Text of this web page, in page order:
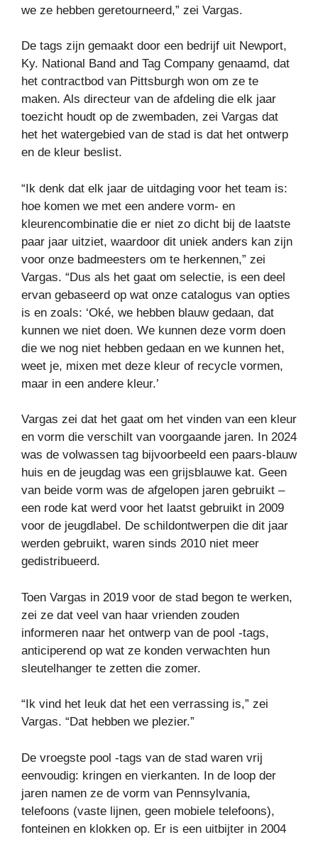
we ze hebben geretourneerd,” zei Vargas.
De tags zijn gemaakt door een bedrijf uit Newport,
Ky. National Band and Tag Company genaamd, dat
het contractbod van Pittsburgh won om ze te
maken. Als directeur van de afdeling die elk jaar
toezicht houdt op de zwembaden, zei Vargas dat
het het watergebied van de stad is dat het ontwerp
en de kleur beslist.
“Ik denk dat elk jaar de uitdaging voor het team is:
hoe komen we met een andere vorm- en
kleurencombinatie die er niet zo dicht bij de laatste
paar jaar uitziet, waardoor dit uniek anders kan zijn
voor onze badmeesters om te herkennen,” zei
Vargas. “Dus als het gaat om selectie, is een deel
ervan gebaseerd op wat onze catalogus van opties
is en zoals: ‘Oké, we hebben blauw gedaan, dat
kunnen we niet doen. We kunnen deze vorm doen
die we nog niet hebben gedaan en we kunnen het,
weet je, mixen met deze kleur of recycle vormen,
maar in een andere kleur.’
Vargas zei dat het gaat om het vinden van een kleur
en vorm die verschilt van voorgaande jaren. In 2024
was de volwassen tag bijvoorbeeld een paars-blauw
huis en de jeugdag was een grijsblauwe kat. Geen
van beide vorm was de afgelopen jaren gebruikt –
een rode kat werd voor het laatst gebruikt in 2009
voor de jeugdlabel. De schildontwerpen die dit jaar
werden gebruikt, waren sinds 2010 niet meer
gedistribueerd.
Toen Vargas in 2019 voor de stad begon te werken,
zei ze dat veel van haar vrienden zouden
informeren naar het ontwerp van de pool -tags,
anticiperend op wat ze konden verwachten hun
sleutelhanger te zetten die zomer.
“Ik vind het leuk dat het een verrassing is,” zei
Vargas. “Dat hebben we plezier.”
De vroegste pool -tags van de stad waren vrij
eenvoudig: kringen en vierkanten. In de loop der
jaren namen ze de vorm van Pennsylvania,
telefoons (vaste lijnen, geen mobiele telefoons),
fonteinen en klokken op. Er is een uitbijter in 2004